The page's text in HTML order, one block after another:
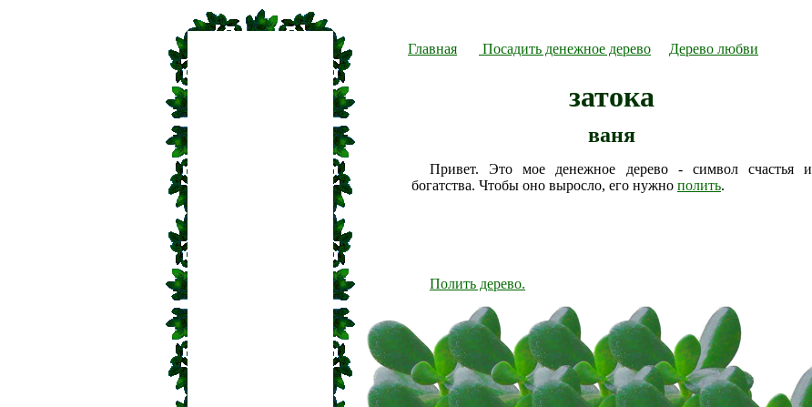
Главная Посадить денежное дерево Дерево любви
затока
ваня
Привет. Это мое денежное дерево - символ счастья и
богатства. Чтобы оно выросло, его нужно полить.
Полить дерево.